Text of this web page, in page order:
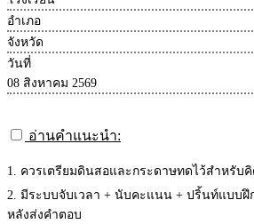
อำเภอ
จังหวัด
วันที่
08 สิงหาคม 2569
อ่านคำแนะนำ:
1. ควรเตรียมดินสอและกระดาษทดไว้สำหรับ
2. มีระบบจับเวลา + นับคะแนน + ปริ้นท์แบบ
หลังส่งคำตอบ